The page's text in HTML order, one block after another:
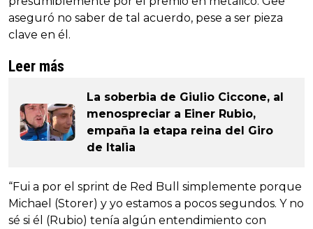
aseguró no saber de tal acuerdo, pese a ser pieza
clave en él.
Leer más
La soberbia de Giulio Ciccone, al
menospreciar a Einer Rubio,
empaña la etapa reina del Giro
de Italia
“Fui a por el sprint de Red Bull simplemente porque
Michael (Storer) y yo estamos a pocos segundos. Y no
sé si él (Rubio) tenía algún entendimiento con